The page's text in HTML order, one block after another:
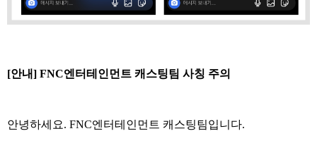
[안내] FNC엔터테인먼트 캐스팅팀 사칭 주의
안녕하세요. FNC엔터테인먼트 캐스팅팀입니다.